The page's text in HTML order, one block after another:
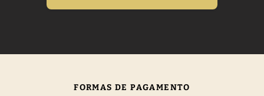
FORMAS DE PAGAMENTO